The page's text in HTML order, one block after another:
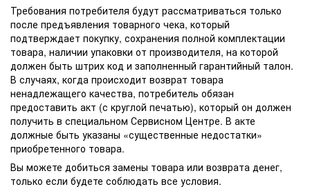
Требования потребителя будут рассматриваться только
после предъявления товарного чека, который
подтверждает покупку, сохранения полной комплектации
товара, наличии упаковки от производителя, на которой
должен быть штрих код и заполненный гарантийный талон.
В случаях, когда происходит возврат товара
ненадлежащего качества, потребитель обязан
предоставить акт (с круглой печатью), который он должен
получить в специальном Сервисном Центре. В акте
должные быть указаны «существенные недостатки»
приобретенного товара.
Вы можете добиться замены товара или возврата денег,
только если будете соблюдать все условия.